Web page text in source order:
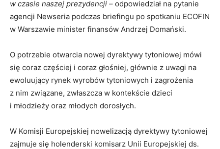
w czasie naszej prezydencji – odpowiedział na pytanie
agencji Newseria podczas briefingu po spotkaniu ECOFIN
w Warszawie minister finansów Andrzej Domański.
O potrzebie otwarcia nowej dyrektywy tytoniowej mówi
się coraz częściej i coraz głośniej, głównie z uwagi na
ewoluujący rynek wyrobów tytoniowych i zagrożenia
z nim związane, zwłaszcza w kontekście dzieci
i młodzieży oraz młodych dorosłych.
W Komisji Europejskiej nowelizacją dyrektywy tytoniowej
zajmuje się holenderski komisarz Unii Europejskiej ds.